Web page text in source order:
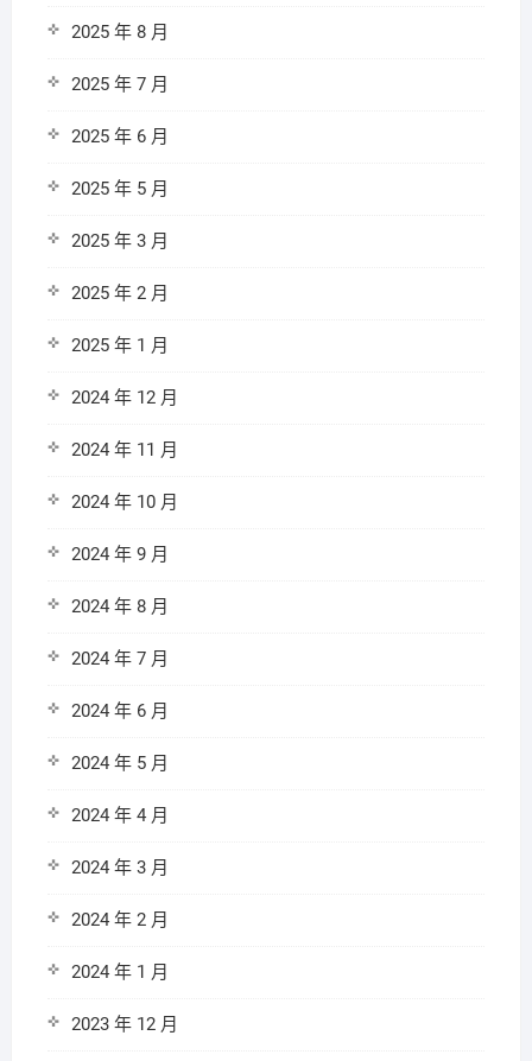
2025 年 8 月
2025 年 7 月
2025 年 6 月
2025 年 5 月
2025 年 3 月
2025 年 2 月
2025 年 1 月
2024 年 12 月
2024 年 11 月
2024 年 10 月
2024 年 9 月
2024 年 8 月
2024 年 7 月
2024 年 6 月
2024 年 5 月
2024 年 4 月
2024 年 3 月
2024 年 2 月
2024 年 1 月
2023 年 12 月